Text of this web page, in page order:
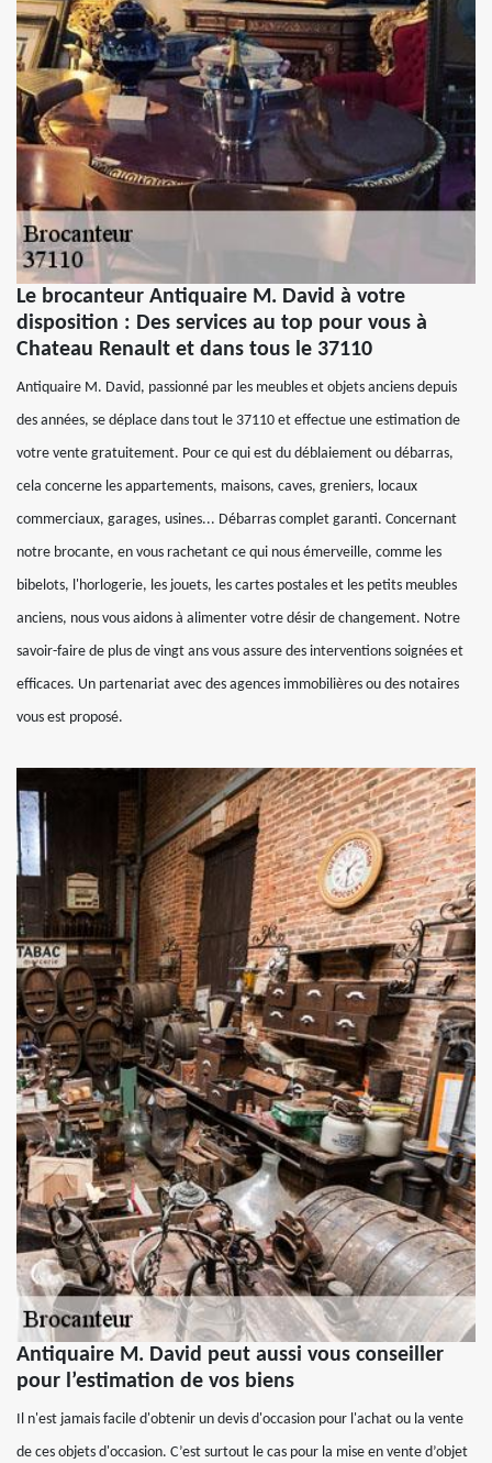
Le brocanteur Antiquaire M. David à votre
disposition : Des services au top pour vous à
Chateau Renault et dans tous le 37110
Antiquaire M. David, passionné par les meubles et objets anciens depuis
des années, se déplace dans tout le 37110 et effectue une estimation de
votre vente gratuitement. Pour ce qui est du déblaiement ou débarras,
cela concerne les appartements, maisons, caves, greniers, locaux
commerciaux, garages, usines... Débarras complet garanti. Concernant
notre brocante, en vous rachetant ce qui nous émerveille, comme les
bibelots, l'horlogerie, les jouets, les cartes postales et les petits meubles
anciens, nous vous aidons à alimenter votre désir de changement. Notre
savoir-faire de plus de vingt ans vous assure des interventions soignées et
efficaces. Un partenariat avec des agences immobilières ou des notaires
vous est proposé.
Antiquaire M. David peut aussi vous conseiller
pour l’estimation de vos biens
Il n'est jamais facile d'obtenir un devis d'occasion pour l'achat ou la vente
de ces objets d'occasion. C’est surtout le cas pour la mise en vente d’objet